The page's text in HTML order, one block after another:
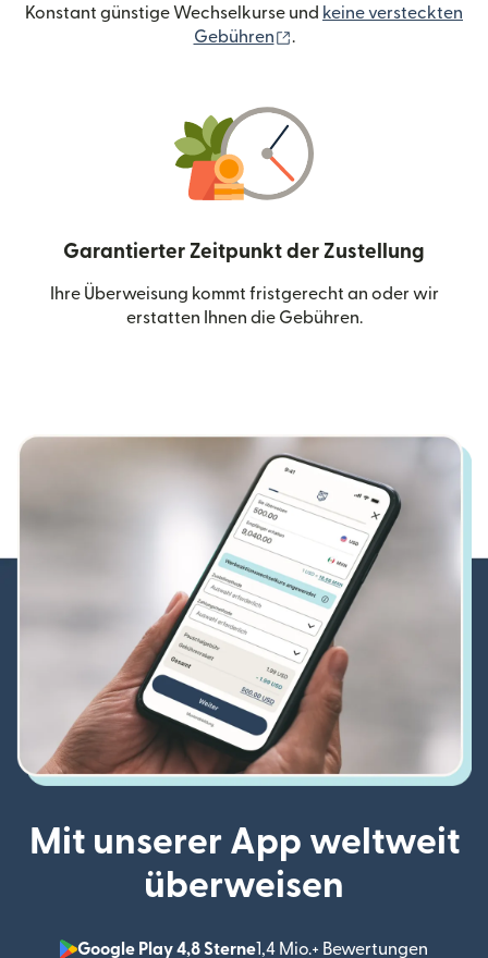
Konstant günstige Wechselkurse und keine versteckten
Gebühren
.
Garantierter Zeitpunkt der Zustellung
Ihre Überweisung kommt fristgerecht an oder wir
erstatten Ihnen die Gebühren.
Mit unserer App weltweit
überweisen
Google Play 4,8 Sterne1,4 Mio.+ Bewertungen